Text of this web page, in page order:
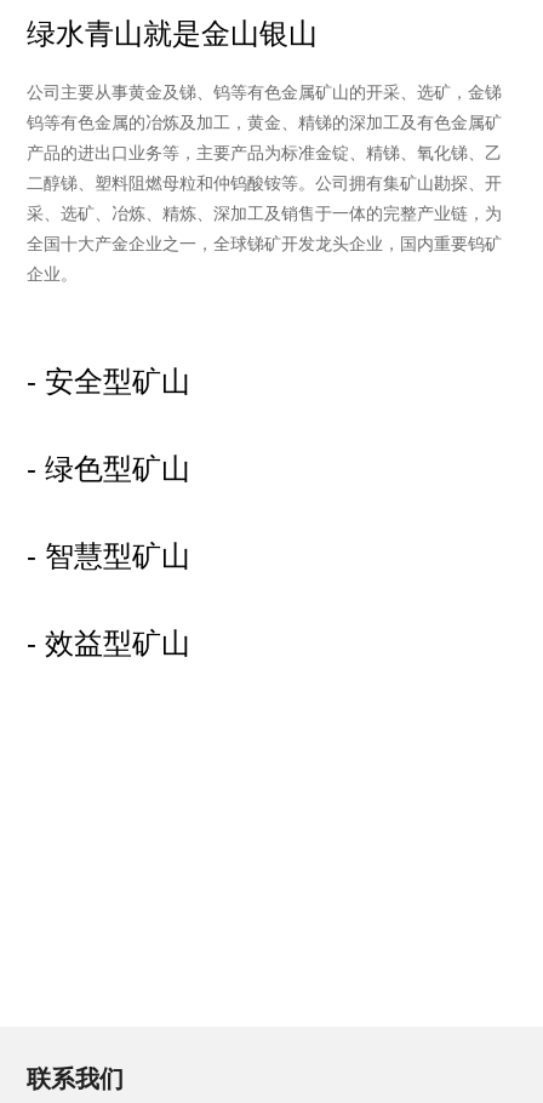
绿水青山就是金山银山
公司主要从事黄金及锑、钨等有色金属矿山的开采、选矿，金锑
钨等有色金属的冶炼及加工，黄金、精锑的深加工及有色金属矿
产品的进出口业务等，主要产品为标准金锭、精锑、氧化锑、乙
二醇锑、塑料阻燃母粒和仲钨酸铵等。公司拥有集矿山勘探、开
采、选矿、冶炼、精炼、深加工及销售于一体的完整产业链，为
全国十大产金企业之一，全球锑矿开发龙头企业，国内重要钨矿
企业。
- 安全型矿山
- 绿色型矿山
- 智慧型矿山
- 效益型矿山
联系我们